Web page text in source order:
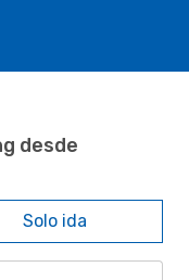
desde
Solo ida